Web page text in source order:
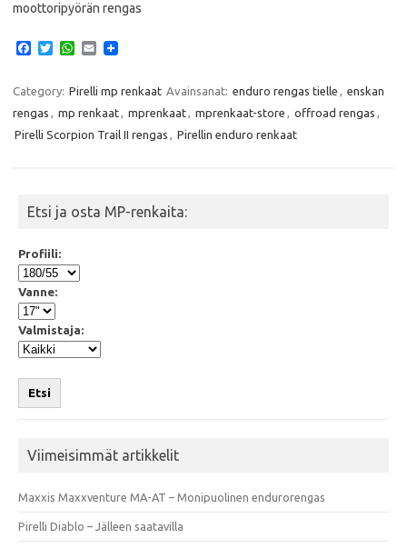
moottoripyörän rengas
e
o
o
T
t
e
r
W
t
A
p
E
i
l
Category: Pirelli mp renkaat Avainsanat: enduro rengas tielle , enskan
rengas , mp renkaat, mprenkaat, mprenkaat-store , offroad rengas ,
Pirelli Scorpion Trail II rengas , Pirellin enduro renkaat
Etsi ja osta MP-renkaita:
Profiili:
Vanne:
Valmistaja:
Etsi
Viimeisimmät artikkelit
Maxxis Maxxventure MA-AT – Monipuolinen endurorengas
Pirelli Diablo – Jälleen saatavilla